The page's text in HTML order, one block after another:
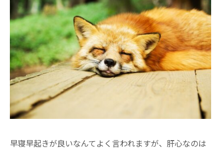
早寝早起きが良いなんてよく言われますが、肝心なのは